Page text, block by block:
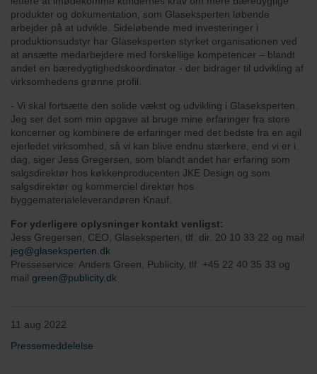
produkter og dokumentation, som Glaseksperten løbende
arbejder på at udvikle. Sideløbende med investeringer i
produktionsudstyr har Glaseksperten styrket organisationen ved
at ansætte medarbejdere med forskellige kompetencer – blandt
andet en bæredygtighedskoordinator - der bidrager til udvikling af
virksomhedens grønne profil.
- Vi skal fortsætte den solide vækst og udvikling i Glaseksperten.
Jeg ser det som min opgave at bruge mine erfaringer fra store
koncerner og kombinere de erfaringer med det bedste fra en agil
ejerledet virksomhed, så vi kan blive endnu stærkere, end vi er i
dag, siger Jess Gregersen, som blandt andet har erfaring som
salgsdirektør hos køkkenproducenten JKE Design og som
salgsdirektør og kommerciel direktør hos
byggematerialeleverandøren Knauf.
For yderligere oplysninger kontakt venligst:
Jess Gregersen, CEO, Glaseksperten, tlf. dir. 20 10 33 22 og mail
jeg@glaseksperten.dk
Presseservice: Anders Green, Publicity, tlf. +45 22 40 35 33 og
mail green@publicity.dk
11 aug 2022
Pressemeddelelse